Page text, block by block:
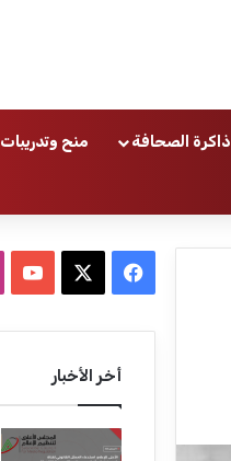
ذاكرة الصحافة منح وتدريبات
ب
و
u
T
أخر الأخبار